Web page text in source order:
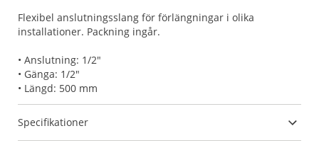
Flexibel anslutningsslang för förlängningar i olika
installationer. Packning ingår.
• Anslutning: 1/2"
• Gänga: 1/2"
• Längd: 500 mm
Specifikationer